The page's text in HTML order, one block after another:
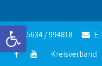
05634 / 994818
Kreisverband